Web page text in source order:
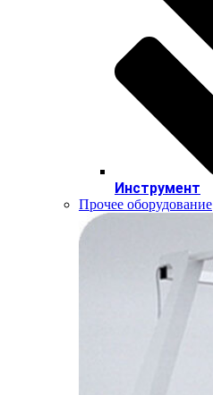
Инструмент
Прочее оборудование